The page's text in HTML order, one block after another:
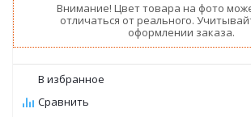
Внимание! Цвет товара на фото
отличаться от реального.
оформлении заказа.